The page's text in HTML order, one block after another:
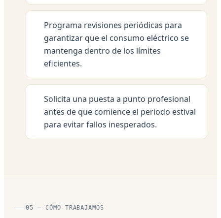
Programa revisiones periódicas para
garantizar que el consumo eléctrico se
mantenga dentro de los límites
eficientes.
Solicita una puesta a punto profesional
antes de que comience el periodo estival
para evitar fallos inesperados.
05 — CÓMO TRABAJAMOS